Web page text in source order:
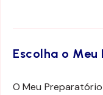
Escolha o Meu
O Meu